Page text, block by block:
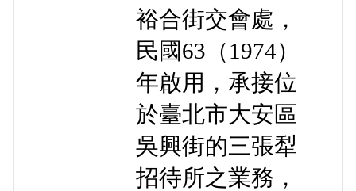
裕合街交會處，
民國63（1974）
年啟用，承接位
於臺北市大安區
吳興街的三張犁
招待所之業務，